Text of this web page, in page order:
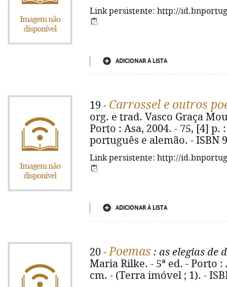
Link persistente: http://
ADICIONAR À LISTA
19 - Carrossel e outros
org. e trad. Vasco Graça
Porto : Asa, 2004. - 75, [4]
português e alemão. - ISBN
Link persistente: http://
ADICIONAR À LISTA
20 -Poemas : as elegias de
Maria Rilke. - 5ª ed. - Porto :
cm. - (Terra imóvel ; 1). -